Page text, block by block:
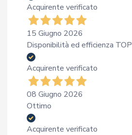
Acquirente verificato
15 Giugno 2026
Disponibilità ed efficienza TOP
Acquirente verificato
08 Giugno 2026
Ottimo
Acquirente verificato